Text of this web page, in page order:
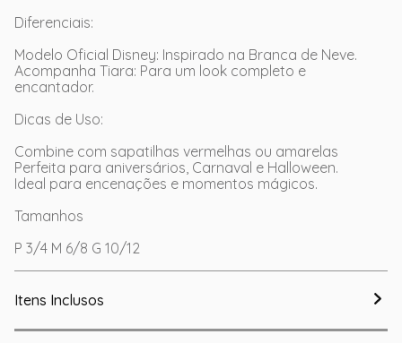
Diferenciais:
Modelo Oficial Disney: Inspirado na Branca de Neve.
Acompanha Tiara: Para um look completo e
encantador.
Dicas de Uso:
Combine com sapatilhas vermelhas ou amarelas
Perfeita para aniversários, Carnaval e Halloween.
Ideal para encenações e momentos mágicos.
Tamanhos
P 3/4 M 6/8 G 10/12
Itens Inclusos